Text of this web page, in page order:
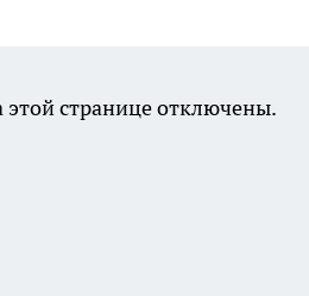
странице отключены.